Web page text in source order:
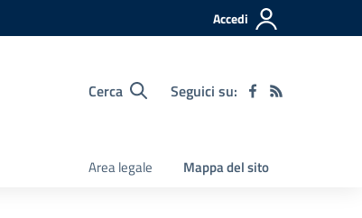
Accedi
Cerca Seguici su:
Area legale Mappa del sito